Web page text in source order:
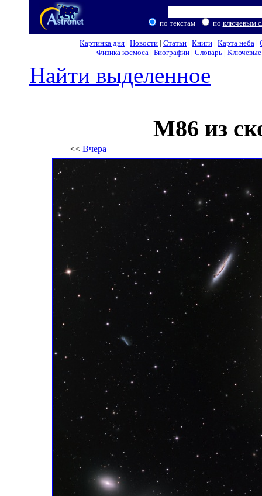
по текстам по ключевым
Картинка дня | Новости | Статьи | Книги | Карта неба |
Физика космоса| Биографии| Словарь| Ключевые
Найти выделенное
M86 из
<< Вчера